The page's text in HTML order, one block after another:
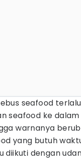
seafood
seafood ke
warnanya
yang butuh
diikuti dengan